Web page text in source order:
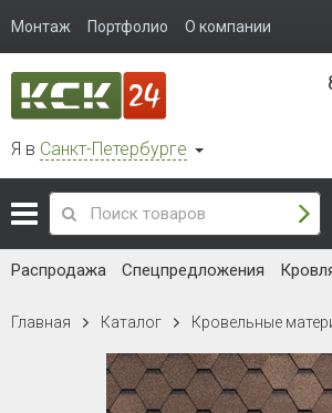
Монтаж Портфолио О компании
Я в Санкт-Петербурге
Распродажа Спецпредложения
Главная Каталог Кровельные